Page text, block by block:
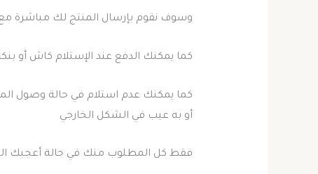
وسوف نقوم بإرسال المنتج لك مباشرة مع
كما يمكنك الدفع عند الإستلام كاش أو
كما يمكنك عدم استلام في حالة وصول
أو به عيب في الشكل الخارجي
فقط كل المطلوب منك في حالة أعجبك